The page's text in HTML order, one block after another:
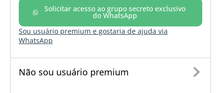
Solicitar acesso ao grupo secreto exclusivo
do WhatsApp
Sou usuário premium e gostaria de ajuda via
WhatsApp
Não sou usuário premium